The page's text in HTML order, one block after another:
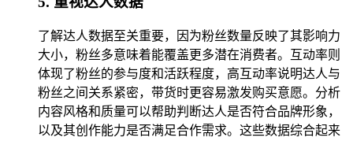
了解达人数据至关重要，因为粉丝数量反映了其影响力
大小，粉丝多意味着能覆盖更多潜在消费者。互动率则
体现了粉丝的参与度和活跃程度，高互动率说明达人与
粉丝之间关系紧密，带货时更容易激发购买意愿。分析
内容风格和质量可以帮助判断达人是否符合品牌形象，
以及其创作能力是否满足合作需求。这些数据综合起来